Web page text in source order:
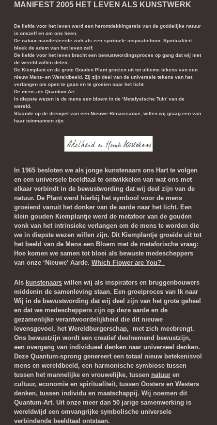
MANIFEST 2005 HET LEVEN ALS KUNSTWERK
De liefde voor het leven werd een herontdekkingsreis van de goddelijke natuur
in onszelf en om ons heen.
De natuur manifesteerde zich als een spirituele inspiratiebron. Spiritualiteit
bleek de adem van het leven zelf.
De liefde voor het leven bracht een bewustwordingsproces op gang dat wij met
de wereld willen delen.
De Kiemplant en de grote Gouden Plant groeien uit tot ultieme tekens van een
nieuw Mens- en Wereldbeeld. Zij zijn deel van de universele tekens van het
verlangen om open te gaan en te groeien naar het licht.
De mens als Quantum Art.
In diepste wezen is de mens een bloem in de ‘Metafysische Tuin’ van de
wereld.
Staande op de drempel van een Nieuwe Renaissance, willen wij graag een van
haar tuinmannen zijn.
In 1965 besloten we als jonge kunstenaars ons Hart te volgen
en een universele beeldtaal te ontwikkelen van wat ons met
elkaar verbindt in de bewustwording dat wij deel zijn van de
natuur. De Plant werd hierbij het symbool voor de mens
groeiend vanuit het donker van de aarde naar het licht. Een
klein gouden Kiemplantje werd de metafoor van de gouden
vonk van het intrinsieke verlangen om de mens te worden die
we in diepste wezen willen zijn. Dit Kiemplantje groeide uit tot
het beeld van de Mens een Bloem met de metaforische vraag:
Hoe komen we samen tot bloei als bewuste medescheppers
van onze ‘Nieuwe’ Aarde. Which Flower are You?
Als kunstenaarswillen wij als inspirators en bruggenbouwers
middenin de samenleving staan. Een groeiproces van Ik naar
Wij in de bewustwording dat wij deel zijn van het grote geheel
en dat we medescheppers zijn op deze aarde en de
gezamenlijke verantwoordelijkheid die dit nieuwe
levensgevoel, het Wereldburgerschap, met zich meebrengt.
Ons bewustzijn wordt een creatief deelnemend bewustzijn,
een overgang van individueel denken naar universeel denken.
Deze Quantum-sprong genereert een totaal nieuw betekenisvol
mens en wereldbeeld, een harmonische symbiose tussen
tussen het mannelijke en vrouwelijke, tussen natuuren
cultuur, economie en spiritualiteit, tussen Oosters en Westers
denken, tussen individu en maatschappij. Wij noemen dit
Quantum-Art. Uit onze meer dan 50 jarige samenwerking is
wereldwijd een omvangrijke symbolische universele
verbindende beeldtaal ontstaan.